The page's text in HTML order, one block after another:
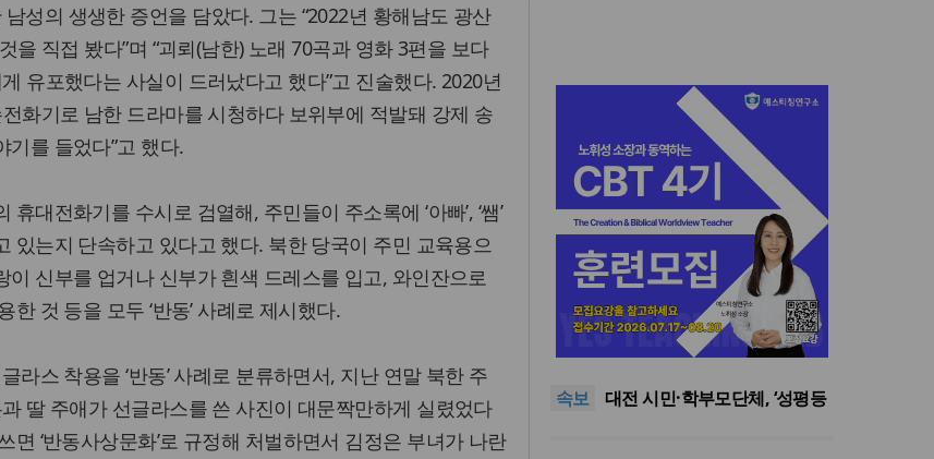
성의 생생한 증언을 담았다. 그는 “2022년 황해남도 광산
을 직접 봤다”며 “괴뢰(남한) 노래 70곡과 영화 3편을 보다
유포했다는 사실이 드러났다고 했다”고 진술했다. 2020년
화기로 남한 드라마를 시청하다 보위부에 적발돼 강제 송
를 들었다”고 했다.
대전화기를 수시로 검열해, 주민들이 주소록에 ‘아빠’, ‘쌤’
있는지 단속하고 있다고 했다. 북한 당국이 주민 교육용으
신부를 업거나 신부가 흰색 드레스를 입고, 와인잔으로
것 등을 모두 ‘반동’ 사례로 제시했다.
라스 착용을 ‘반동’ 사례로 분류하면서, 지난 연말 북한 주
딸 주애가 선글라스를 쓴 사진이 대문짝만하게 실렸었다
‘반동사상문화’로 규정해 처벌하면서 김정은 부녀가 나란
속보
한동대 RISE사업단, 포항 죽도
시장 담은 로컬 매거진 ‘포항집’
8·15 전국통일광장 연합기도
대전 시민·학부모단체, ‘성평등